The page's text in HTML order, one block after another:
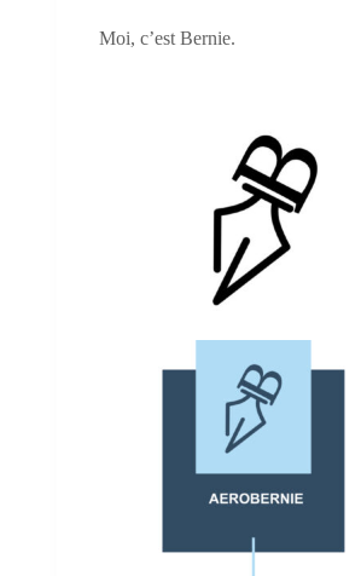
Moi, c’est Bernie.